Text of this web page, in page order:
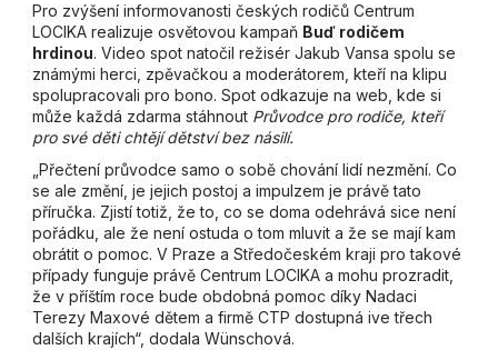
Pro zvýšení informovanosti českých rodičů Centrum
LOCIKA realizuje osvětovou kampaň Buď rodičem
hrdinou. Video spot natočil režisér Jakub Vansa spolu se
známými herci, zpěvačkou a moderátorem, kteří na klipu
spolupracovali pro bono. Spot odkazuje na web, kde si
může každá zdarma stáhnout Průvodce pro rodiče, kteří
pro své děti chtějí dětství bez násilí.
„Přečtení průvodce samo o sobě chování lidí nezmění. Co
se ale změní, je jejich postoj a impulzem je právě tato
příručka. Zjistí totiž, že to, co se doma odehrává sice není
pořádku, ale že není ostuda o tom mluvit a že se mají kam
obrátit o pomoc. V Praze a Středočeském kraji pro takové
případy funguje právě Centrum LOCIKA a mohu prozradit,
že v příštím roce bude obdobná pomoc díky Nadaci
Terezy Maxové dětem a firmě CTP dostupná ive třech
dalších krajích“, dodala Wünschová.